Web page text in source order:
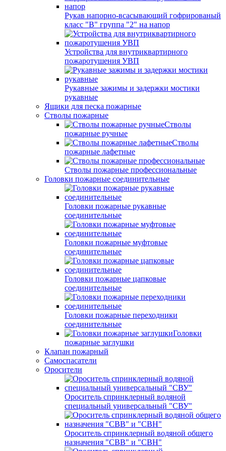
Рукав напорно-всасывающий гофрированый
класс "В" группа "2" на напор
Устройства для внутриквартирного
пожаротушения УВП
Рукавные зажимы и задержки мостики
рукавные
Ящики для песка пожарные
Стволы пожарные
Стволы
пожарные ручные
Стволы
пожарные лафетные
Стволы пожарные профессиональные
Головки пожарные соединительные
Головки пожарные рукавные
соединительные
Головки пожарные муфтовые
соединительные
Головки пожарные цапковые
соединительные
Головки пожарные переходники
соединительные
Головки
пожарные заглушки
Клапан пожарный
Самоспасатели
Оросители
Ороситель спринклерный водяной
специальный универсальный "СВУ"
Ороситель спринклерный водяной общего
назначения "СВВ" и "СВН"